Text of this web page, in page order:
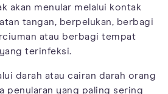
akan menular melalui kontak
tangan, berpelukan, berbagi
atau berbagi tempat
terinfeksi.
darah atau cairan darah orang
penularan yang paling sering